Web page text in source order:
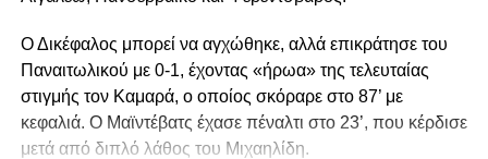
Ο Δικέφαλος μπορεί να αγχώθηκε, αλλά επικράτησε του
Παναιτωλικού με 0-1, έχοντας «ήρωα» της τελευταίας
στιγμής τον Καμαρά, ο οποίος σκόραρε στο 87’ με
κεφαλιά. Ο Μαϊντέβατς έχασε πέναλτι στο 23’, που κέρδισε
μετά από διπλό λάθος του Μιχαηλίδη.